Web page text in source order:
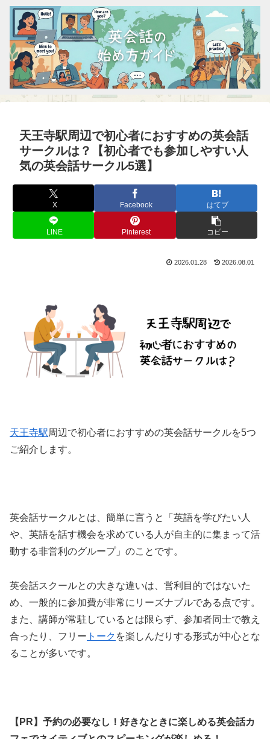
天王寺駅周辺で初心者におすすめの英会話
サークルは？【初心者でも参加しやすい人
気の英会話サークル5選】
X Facebook はてブ
LINE Pinterest コピー
2026.01.28 2026.08.01
天王寺駅周辺で初心者におすすめの英会話サークルを5つ
ご紹介します。
英会話サークルとは、簡単に言うと「英語を学びたい人
や、英語を話す機会を求めている人が自主的に集まって活
動する非営利のグループ」のことです。
英会話スクールとの大きな違いは、営利目的ではないた
め、一般的に参加費が非常にリーズナブルである点です。
また、講師が常駐しているとは限らず、参加者同士で教え
合ったり、フリー トーク を楽しんだりする形式が中心とな
ることが多いです。
【PR】予約の必要なし！好きなときに楽しめる英会話カ